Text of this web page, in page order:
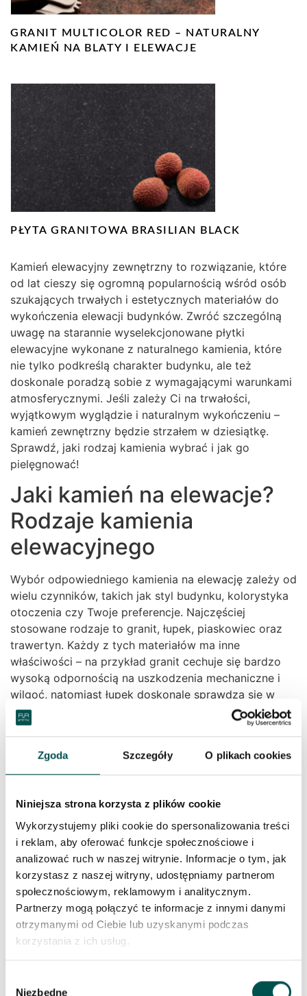
Zgoda Szczegóły O plikach cookies
Niniejsza strona korzysta z plików cookie
Wykorzystujemy pliki cookie do spersonalizowania treści
i reklam, aby oferować funkcje społecznościowe i
analizować ruch w naszej witrynie. Informacje o tym, jak
korzystasz z naszej witryny, udostępniamy partnerom
społecznościowym, reklamowym i analitycznym.
Partnerzy mogą połączyć te informacje z innymi danymi
otrzymanymi od Ciebie lub uzyskanymi podczas
korzystania z ich usług.
Niezbędne
GRANIT MULTICOLOR RED – NATURALNY
KAMIEŃ NA BLATY I ELEWACJE
PŁYTA GRANITOWA BRASILIAN BLACK
Kamień elewacyjny zewnętrzny to rozwiązanie, które
od lat cieszy się ogromną popularnością wśród osób
szukających trwałych i estetycznych materiałów do
wykończenia elewacji budynków. Zwróć szczególną
uwagę na starannie wyselekcjonowane płytki
elewacyjne wykonane z naturalnego kamienia, które
nie tylko podkreślą charakter budynku, ale też
doskonale poradzą sobie z wymagającymi warunkami
atmosferycznymi. Jeśli zależy Ci na trwałości,
wyjątkowym wyglądzie i naturalnym wykończeniu –
kamień zewnętrzny będzie strzałem w dziesiątkę.
Sprawdź, jaki rodzaj kamienia wybrać i jak go
pielęgnować!
Jaki kamień na elewacje?
Rodzaje kamienia
elewacyjnego
Wybór odpowiedniego kamienia na elewację zależy od
wielu czynników, takich jak styl budynku, kolorystyka
otoczenia czy Twoje preferencje. Najczęściej
stosowane rodzaje to granit, łupek, piaskowiec oraz
trawertyn. Każdy z tych materiałów ma inne
właściwości – na przykład granit cechuje się bardzo
wysoką odpornością na uszkodzenia mechaniczne i
wilgoć, natomiast łupek doskonale sprawdza się w
nowoczesnych projektach dzięki swojej warstwowej
strukturze i naturalnym odcieniom szarości.
który świetnie wpisuje się w klasyczne i rustykalne
elewacje. Kamień naturalny niezależnie od rodzaju
ponadczasowym.
Zastosowanie kamienia
elewacyjnego
Zastosowanie kamienia elewacyjnego jest bardzo
szerokie – można go wykorzystać nie tylko na
elewacje domów, ale również do wykończenia
ogrodzeń, ścian tarasowych, murków czy elementów
prezentuje się zarówno na całych fasadach budynków,